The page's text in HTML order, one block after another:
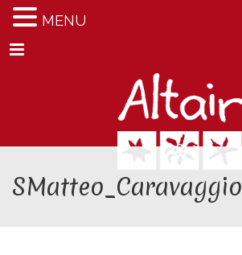
Menu
SMatteo_Caravaggio
MENU